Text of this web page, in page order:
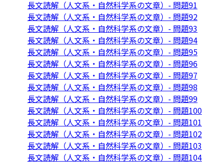
長文読解（人文系・自然科学系の文章）- 問題91
長文読解（人文系・自然科学系の文章）- 問題92
長文読解（人文系・自然科学系の文章）- 問題93
長文読解（人文系・自然科学系の文章）- 問題94
長文読解（人文系・自然科学系の文章）- 問題95
長文読解（人文系・自然科学系の文章）- 問題96
長文読解（人文系・自然科学系の文章）- 問題97
長文読解（人文系・自然科学系の文章）- 問題98
長文読解（人文系・自然科学系の文章）- 問題99
長文読解（人文系・自然科学系の文章）- 問題100
長文読解（人文系・自然科学系の文章）- 問題101
長文読解（人文系・自然科学系の文章）- 問題102
長文読解（人文系・自然科学系の文章）- 問題103
長文読解（人文系・自然科学系の文章）- 問題104